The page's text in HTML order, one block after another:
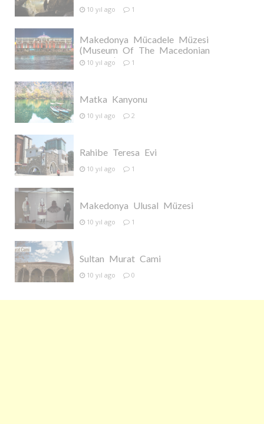
10 yıl ago 1
Makedonya Mücadele Müzesi
(Museum Of The Macedonian
Struggle)
10 yıl ago 1
Matka Kanyonu
10 yıl ago 2
Rahibe Teresa Evi
10 yıl ago 1
Makedonya Ulusal Müzesi
10 yıl ago 1
Sultan Murat Cami
10 yıl ago 0